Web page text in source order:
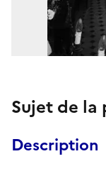
Sujet de
Description